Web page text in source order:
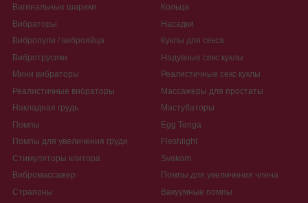
Вагинальные шарики
Вибраторы
Вибропули / виброяйца
Вибротрусики
Мини вибраторы
Реалистичные вибраторы
Накладная грудь
Помпы
Помпы для увеличения груди
Стимуляторы клитора
Вибромассажер
Страпоны
Кольца
Насадки
Куклы для секса
Надувные секс куклы
Реалистичные секс куклы
Массажеры для простаты
Мастубаторы
Egg Tenga
Fleshlight
Svakom
Помпы для увеличения члена
Вакуумные помпы